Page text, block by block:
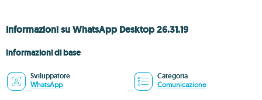
Informazioni su WhatsApp Desktop 26.31.19
Informazioni di base
Sviluppatore
WhatsApp
Categoria
Comunicazione